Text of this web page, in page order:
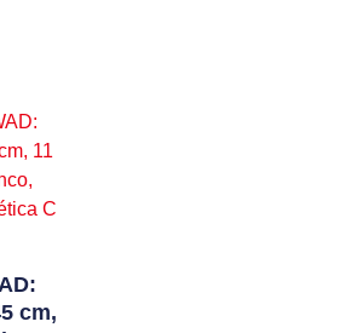
cm,